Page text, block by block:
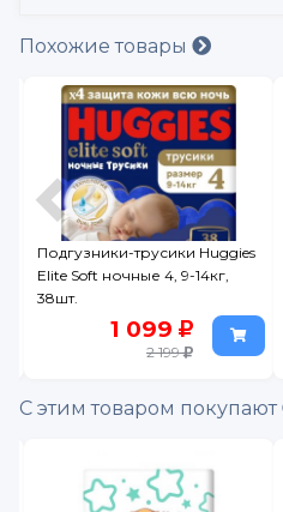
Похожие товары
Подгузники-трусики Huggies
Elite Soft ночные 4, 9-14кг,
38шт.
1 099
2 199
С этим товаром покупают